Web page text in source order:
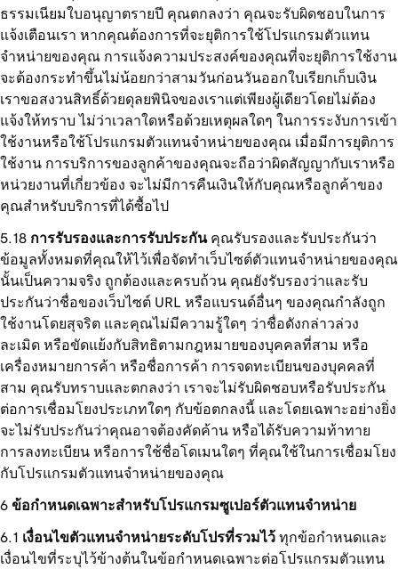
ธรรมเนียมใบอนุญาตรายปี คุณตกลงว่า คุณจะรับผิดชอบในการ
แจ้งเตือนเรา หากคุณต้องการที่จะยุติการใช้โปรแกรมตัวแทน
จำหน่ายของคุณ การแจ้งความประสงค์ของคุณที่จะยุติการใช้งาน
จะต้องกระทำขึ้นไม่น้อยกว่าสามวันก่อนวันออกใบเรียกเก็บเงิน
เราขอสงวนสิทธิ์ด้วยดุลยพินิจของเราแต่เพียงผู้เดียวโดยไม่ต้อง
แจ้งให้ทราบ ไม่ว่าเวลาใดหรือด้วยเหตุผลใดๆ ในการระงับการเข้า
ใช้งานหรือใช้โปรแกรมตัวแทนจำหน่ายของคุณ เมื่อมีการยุติการ
ใช้งาน การบริการของลูกค้าของคุณจะถือว่าผิดสัญญากับเราหรือ
หน่วยงานที่เกี่ยวข้อง จะไม่มีการคืนเงินให้กับคุณหรือลูกค้าของ
คุณสำหรับบริการที่ได้ซื้อไป
การรับรองและการรับประกันคุณรับรองและรับประกันว่า
ข้อมูลทั้งหมดที่คุณให้ไว้เพื่อจัดทำเว็บไซต์ตัวแทนจำหน่ายของคุณ
นั้นเป็นความจริง ถูกต้องและครบถ้วน คุณยังรับรองว่าและรับ
ประกันว่าชื่อของเว็บไซต์ URL หรือแบรนด์อื่นๆ ของคุณกำลังถูก
ใช้งานโดยสุจริต และคุณไม่มีความรู้ใดๆ ว่าชื่อดังกล่าวล่วง
ละเมิด หรือขัดแย้งกับสิทธิตามกฎหมายของบุคคลที่สาม หรือ
เครื่องหมายการค้า หรือชื่อการค้า การจดทะเบียนของบุคคลที่
สาม คุณรับทราบและตกลงว่า เราจะไม่รับผิดชอบหรือรับประกัน
ต่อการเชื่อมโยงประเภทใดๆ กับข้อตกลงนี้ และโดยเฉพาะอย่างยิ่ง
จะไม่รับประกันว่าคุณอาจต้องคัดค้าน หรือได้รับความท้าทาย
การลงทะเบียน หรือการใช้ชื่อโดเมนใดๆ ที่คุณใช้ในการเชื่อมโยง
กับโปรแกรมตัวแทนจำหน่ายของคุณ
ข้อกำหนดเฉพาะสำหรับโปรแกรมซูเปอร์ตัวแทนจำหน่าย
เงื่อนไขตัวแทนจำหน่ายระดับโปรที่รวมไว้ ทุกข้อกำหนดและ
เงื่อนไขที่ระบุไว้ข้างต้นในข้อกำหนดเฉพาะต่อโปรแกรมตัวแทน